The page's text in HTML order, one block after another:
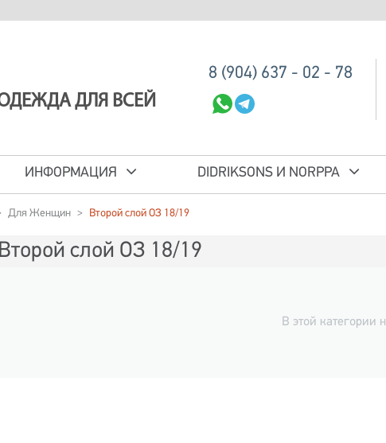
ДЛЯ ВСЕЙ
8 (904) 637 - 02 - 78
ИНФОРМАЦИЯ DIDRIKSONS И NORPPA
Для Женщин > Второй слой ОЗ 18/19
Второй слой ОЗ 18/19
В этой категории